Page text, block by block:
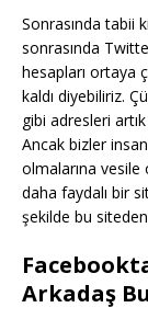
Sonrasında tabii
sonrasında
hesapları ortaya
kaldı diyebiliriz.
gibi adresleri
Ancak bizler
olmalarına
daha faydalı bir
şekilde bu
Arkadaş